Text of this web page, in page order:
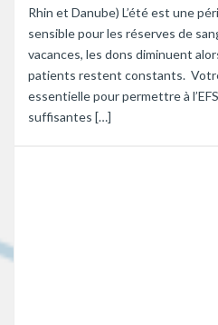
Rhin et Danube) L’été est une
sensible pour les réserves de
vacances, les dons diminuent
patients restent constants.
essentielle pour permettre à
suffisantes […]